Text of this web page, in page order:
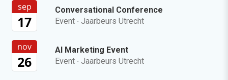
sep
17
Conversational Conference
Event · Jaarbeurs Utrecht
nov
26
AI Marketing Event
Event · Jaarbeurs Utrecht